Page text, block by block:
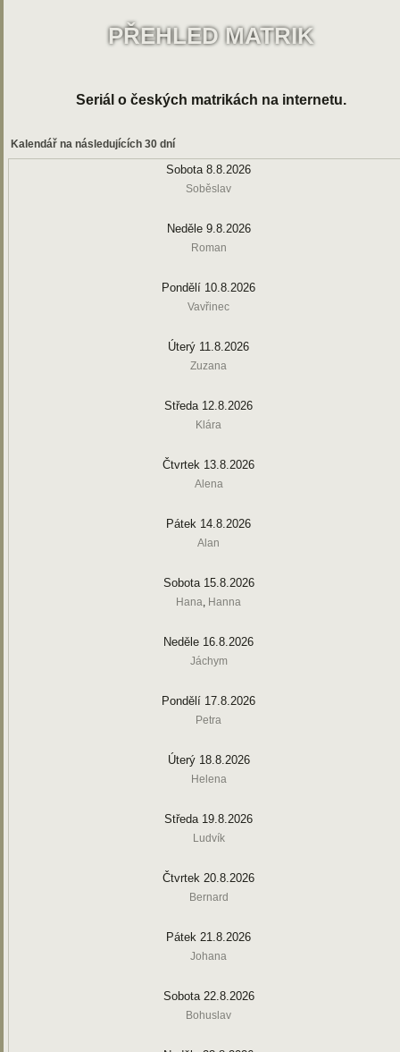
PŘEHLED MATRIK
Seriál o českých matrikách na internetu.
Kalendář na následujících 30 dní
Sobota 8.8.2026
Soběslav
Neděle 9.8.2026
Roman
Pondělí 10.8.2026
Vavřinec
Úterý 11.8.2026
Zuzana
Středa 12.8.2026
Klára
Čtvrtek 13.8.2026
Alena
Pátek 14.8.2026
Alan
Sobota 15.8.2026
Hana, Hanna
Neděle 16.8.2026
Jáchym
Pondělí 17.8.2026
Petra
Úterý 18.8.2026
Helena
Středa 19.8.2026
Ludvík
Čtvrtek 20.8.2026
Bernard
Pátek 21.8.2026
Johana
Sobota 22.8.2026
Bohuslav